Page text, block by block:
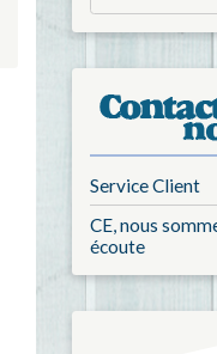
Service Client
CE, nous
écoute